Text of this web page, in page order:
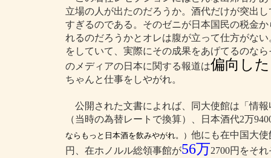
立場の人が出たのだろうか。酒代だけが突出
すぎるのである。そのゼニが日本国民の税金
れるのだろうかとオレは腹が立って仕方がな
をしていて、実際にその成果をあげてるのな
のメディアの日本に関する報道は偏向し
ちゃんと仕事をしやがれ。
公開された文書によれば、同大使館は「情報
（当時の為替レートで換算）、日本酒代2万
ならもっと日本酒を飲みやがれ。） 他にも在中国大使
円、在ホノルル総領事館が56万2700円をそ